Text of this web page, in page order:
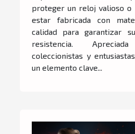
proteger un reloj valioso o
estar fabricada con
calidad para garantizar
resistencia.
coleccionistas y
un elemento clave...